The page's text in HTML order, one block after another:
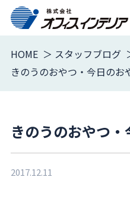
HOME
スタッフブログ
きのうのおやつ・今日のお
きのうのおやつ
2017.12.11